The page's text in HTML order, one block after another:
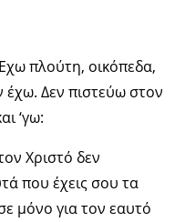
πλούτη, οικόπεδα,
έχω. Δεν πιστεύω στον
‘γω:
Χριστό δεν
που έχεις σου τα
μόνο για τον εαυτό